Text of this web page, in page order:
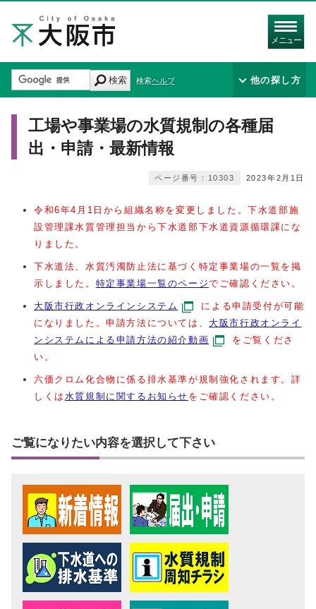
メニュー
検索 検索ヘルプ 他の探し方
工場や事業場の水質規制の各種届
出・申請・最新情報
2023年2月1日
ページ番号：10303
令和6年4月1日から組織名称を変更しました。下水道部施
設管理課水質管理担当から下水道部下水道資源循環課にな
りました。
下水道法、水質汚濁防止法に基づく特定事業場の一覧を掲
示しました。 特定事業場一覧のページでご確認ください。
大阪市行政オンラインシステム
による申請受付が可能
になりました。申請方法については、 大阪市行政オンライ
ンシステムによる申請方法の紹介動画
をご覧くださ
い。
六価クロム化合物に係る排水基準が規制強化されます。詳
しくは 水質規制に関するお知らせ をご確認ください。
ご覧になりたい内容を選択して下さい